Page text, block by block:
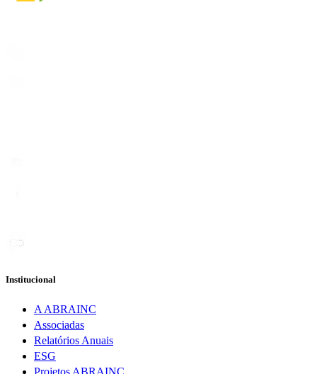
Institucional
A ABRAINC
Associadas
Relatórios Anuais
ESG
Projetos ABRAINC